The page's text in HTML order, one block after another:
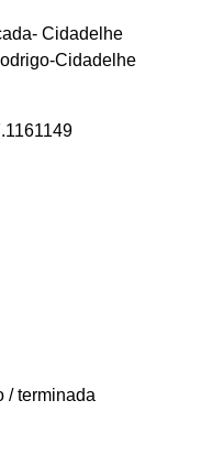
Cidadelhe
Cidadelhe
/ terminada